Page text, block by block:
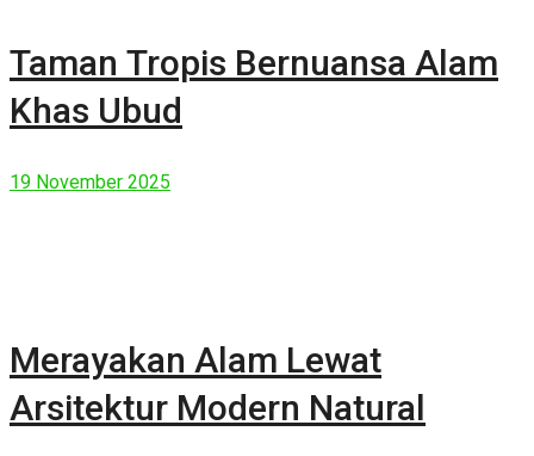
Taman Tropis Bernuansa Alam
Khas Ubud
19 November 2025
Merayakan Alam Lewat
Arsitektur Modern Natural